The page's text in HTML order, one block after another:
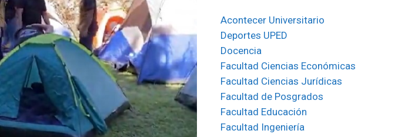
Acontecer Universitario
Deportes UPED
Docencia
Facultad Ciencias Económicas
Facultad Ciencias Jurídicas
Facultad de Posgrados
Facultad Educación
Facultad Ingeniería